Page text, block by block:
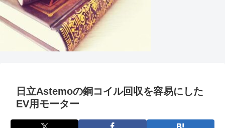
日立Astemoの銅コイル回収を容易にした
EV用モーター